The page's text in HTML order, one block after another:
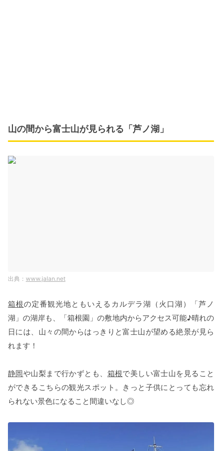
山の間から富士山が見られる「芦ノ湖」
www.jalan.net
箱根の定番観光地ともいえるカルデラ湖（火口湖）「芦ノ
湖」の湖岸も、「箱根園」の敷地内からアクセス可能♪晴れの
日には、山々の間からはっきりと富士山が望める絶景が見ら
れます！
静岡や山梨まで行かずとも、 箱根で美しい富士山を見ること
ができるこちらの観光スポット。きっと子供にとっても忘れ
られない景色になること間違いなし◎